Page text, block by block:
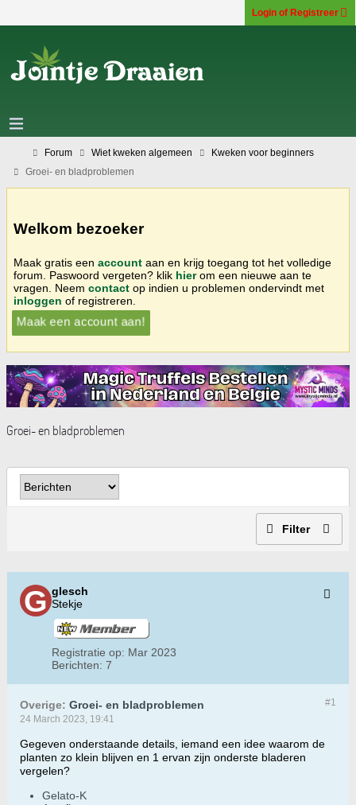
Login of Registreer
Forum Wiet kweken algemeen
Kweken voor beginners
Groei- en bladproblemen
Welkom bezoeker
Maak gratis een account aan en krijg toegang tot het volledige
forum. Paswoord vergeten? klik hierom een nieuwe aan te
vragen. Neem contact op indien u problemen ondervindt met
inloggen of registreren.
Maak een account aan!
Groei- en bladproblemen
Filter
glesch
Stekje
Registratie op: Mar 2023
Berichten: 7
#1
Overige: Groei- en bladproblemen
24 March 2023, 19:41
Gegeven onderstaande details, iemand een idee waarom de
planten zo klein blijven en 1 ervan zijn onderste bladeren
vergelen?
Gelato-K